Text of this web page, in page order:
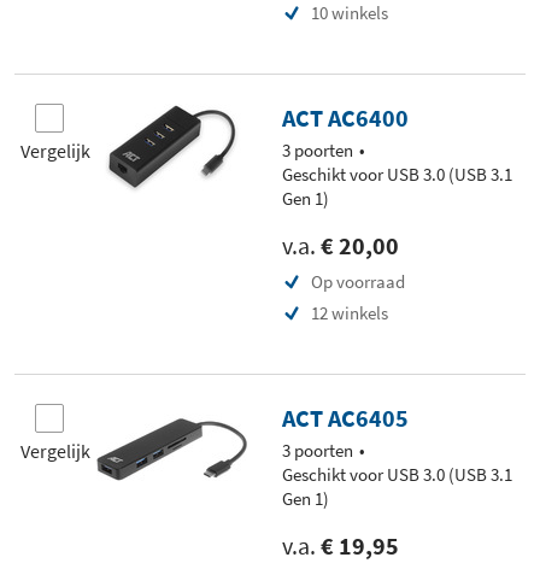
10 winkels
Vergelijk
ACT AC6400
3 poorten
Geschikt voor USB 3.0 (USB 3.1
Gen 1)
v.a. € 20,00
Op voorraad
12 winkels
Vergelijk
ACT AC6405
3 poorten
Geschikt voor USB 3.0 (USB 3.1
Gen 1)
v.a. € 19,95